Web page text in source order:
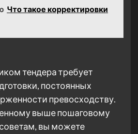
Что такое корректировки
тендера требует
постоянных
превосходству.
выше пошаговому
вы можете